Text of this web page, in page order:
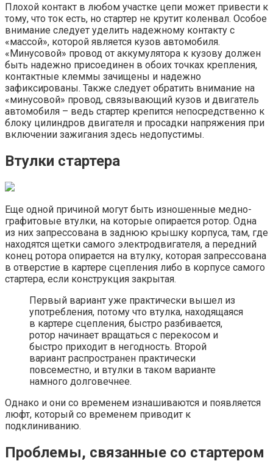
Плохой контакт в любом участке цепи может привести к
тому, что ток есть, но стартер не крутит коленвал. Особое
внимание следует уделить надежному контакту с
«массой», которой является кузов автомобиля.
«Минусовой» провод от аккумулятора к кузову должен
быть надежно присоединен в обоих точках крепления,
контактные клеммы зачищены и надежно
зафиксированы. Также следует обратить внимание на
«минусовой» провод, связывающий кузов и двигатель
автомобиля – ведь стартер крепится непосредственно к
блоку цилиндров двигателя и просадки напряжения при
включении зажигания здесь недопустимы.
Втулки стартера
Еще одной причиной могут быть изношенные медно-
графитовые втулки, на которые опирается ротор. Одна
из них запрессована в заднюю крышку корпуса, там, где
находятся щетки самого электродвигателя, а передний
конец ротора опирается на втулку, которая запрессована
в отверстие в картере сцепления либо в корпусе самого
стартера, если конструкция закрытая.
Первый вариант уже практически вышел из
употребления, потому что втулка, находящаяся
в картере сцепления, быстро разбивается,
ротор начинает вращаться с перекосом и
быстро приходит в негодность. Второй
вариант распространен практически
повсеместно, и втулки в таком варианте
намного долговечнее.
Однако и они со временем изнашиваются и появляется
люфт, который со временем приводит к
подклиниванию.
Проблемы, связанные со стартером